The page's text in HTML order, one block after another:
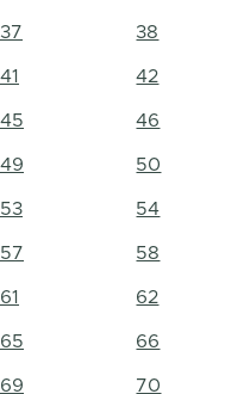
37 38
41 42
45 46
49 50
53 54
57 58
61 62
65 66
69 70